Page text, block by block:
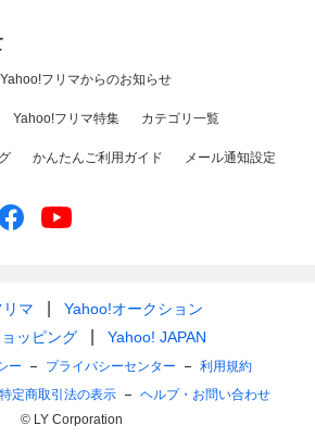
Yahoo!フリマからのお知らせ
Yahoo!フリマ特集 カテゴリ一覧
かんたんご利用ガイド メール通知設定
マ
Yahoo!オークション
ッピング
Yahoo! JAPAN
ー プライバシーセンター
利用規約
特定商取引法の表示
ヘルプ・お問い合わせ
© LY Corporation